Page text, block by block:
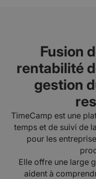
Fusion
rentabilité
gestion
TimeCamp est une
temps et de suivi de
pour les
Elle offre une large
aident à